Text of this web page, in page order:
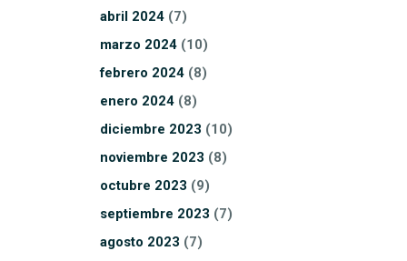
abril 2024 (7)
marzo 2024 (10)
febrero 2024 (8)
enero 2024 (8)
diciembre 2023 (10)
noviembre 2023 (8)
octubre 2023 (9)
septiembre 2023 (7)
agosto 2023 (7)